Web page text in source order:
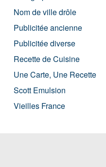
Nom de ville drôle
Publicitée ancienne
Publicitée diverse
Recette de Cuisine
Une Carte, Une Recette
Scott Emulsion
Vieilles France